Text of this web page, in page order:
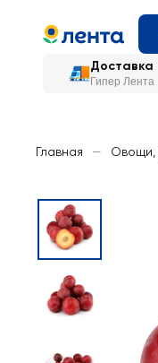
Доставка
Гипер Лента
Главная — Овощи,